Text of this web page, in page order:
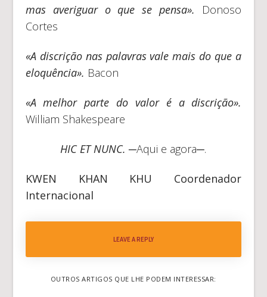
mas averiguar o que se pensa».
Donoso
Cortes
«A discrição nas palavras vale mais do que a
eloquência». Bacon
«A melhor parte do valor é a discrição».
William Shakespeare
HIC ET NUNC. ─Aqui e agora─.
KWEN KHAN KHU
Coordenador
Internacional
LEAVE A REPLY
OUTROS ARTIGOS QUE LHE PODEM INTERESSAR: